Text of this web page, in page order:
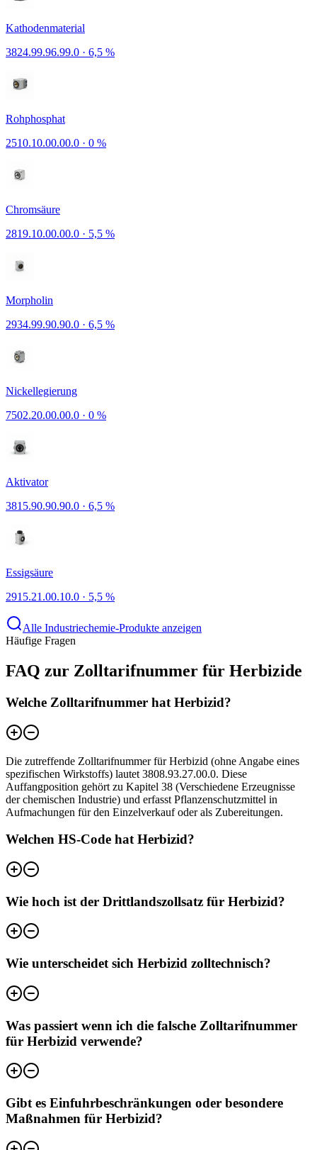
Kathodenmaterial
3824.99.96.99.0 · 6,5 %
Rohphosphat
2510.10.00.00.0 · 0 %
Chromsäure
2819.10.00.00.0 · 5,5 %
Morpholin
2934.99.90.90.0 · 6,5 %
Nickellegierung
7502.20.00.00.0 · 0 %
Aktivator
3815.90.90.90.0 · 6,5 %
Essigsäure
2915.21.00.10.0 · 5,5 %
Alle Industriechemie-Produkte anzeigen
Häufige Fragen
FAQ zur Zolltarifnummer für Herbizide
Welche Zolltarifnummer hat Herbizid?
Die zutreffende Zolltarifnummer für Herbizid (ohne Angabe eines
spezifischen Wirkstoffs) lautet 3808.93.27.00.0. Diese
Auffangposition gehört zu Kapitel 38 (Verschiedene Erzeugnisse
der chemischen Industrie) und erfasst Pflanzenschutzmittel in
Aufmachungen für den Einzelverkauf oder als Zubereitungen.
Welchen HS-Code hat Herbizid?
Wie hoch ist der Drittlandszollsatz für Herbizid?
Wie unterscheidet sich Herbizid zolltechnisch?
Was passiert wenn ich die falsche Zolltarifnummer
für Herbizid verwende?
Gibt es Einfuhrbeschränkungen oder besondere
Maßnahmen für Herbizid?